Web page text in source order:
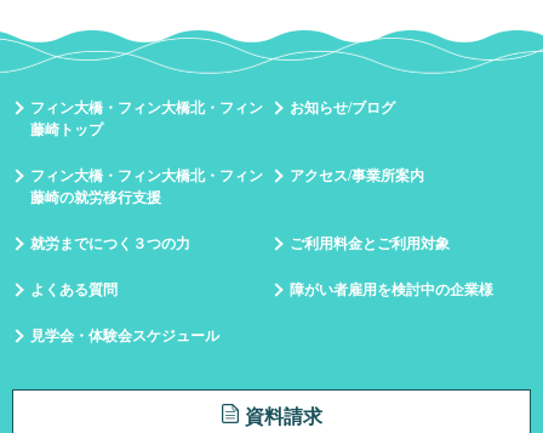
フィン大橋・フィン大橋北・フィン
藤崎トップ
お知らせ/ブログ
フィン大橋・フィン大橋北・フィン
藤崎の就労移行支援
アクセス/事業所案内
就労までにつく３つの力 ご利用料金とご利用対象
よくある質問 障がい者雇用を検討中の企業様
見学会・体験会スケジュール
資料請求